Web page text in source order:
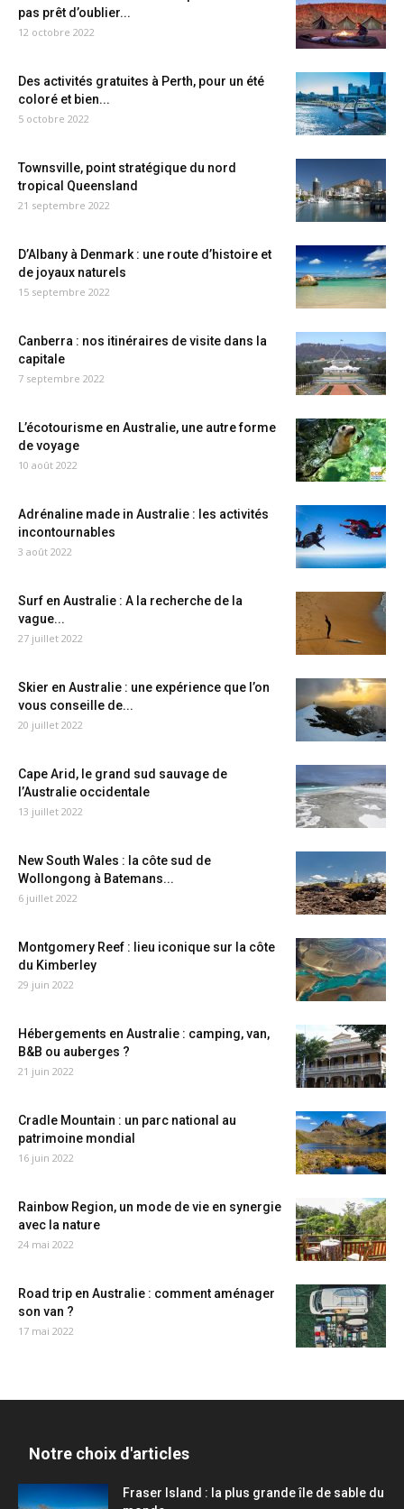
pas prêt d’oublier...
12 octobre 2022
Des activités gratuites à Perth, pour un été
coloré et bien...
5 octobre 2022
Townsville, point stratégique du nord
tropical Queensland
21 septembre 2022
D’Albany à Denmark : une route d’histoire et
de joyaux naturels
15 septembre 2022
Canberra : nos itinéraires de visite dans la
capitale
7 septembre 2022
L’écotourisme en Australie, une autre forme
de voyage
10 août 2022
Adrénaline made in Australie : les activités
incontournables
3 août 2022
Surf en Australie : A la recherche de la
vague...
27 juillet 2022
Skier en Australie : une expérience que l’on
vous conseille de...
20 juillet 2022
Cape Arid, le grand sud sauvage de
l’Australie occidentale
13 juillet 2022
New South Wales : la côte sud de
Wollongong à Batemans...
6 juillet 2022
Montgomery Reef : lieu iconique sur la côte
du Kimberley
29 juin 2022
Hébergements en Australie : camping, van,
B&B ou auberges ?
21 juin 2022
Cradle Mountain : un parc national au
patrimoine mondial
16 juin 2022
Rainbow Region, un mode de vie en synergie
avec la nature
24 mai 2022
Road trip en Australie : comment aménager
son van ?
17 mai 2022
Notre choix d'articles
Fraser Island : la plus grande île de sable du